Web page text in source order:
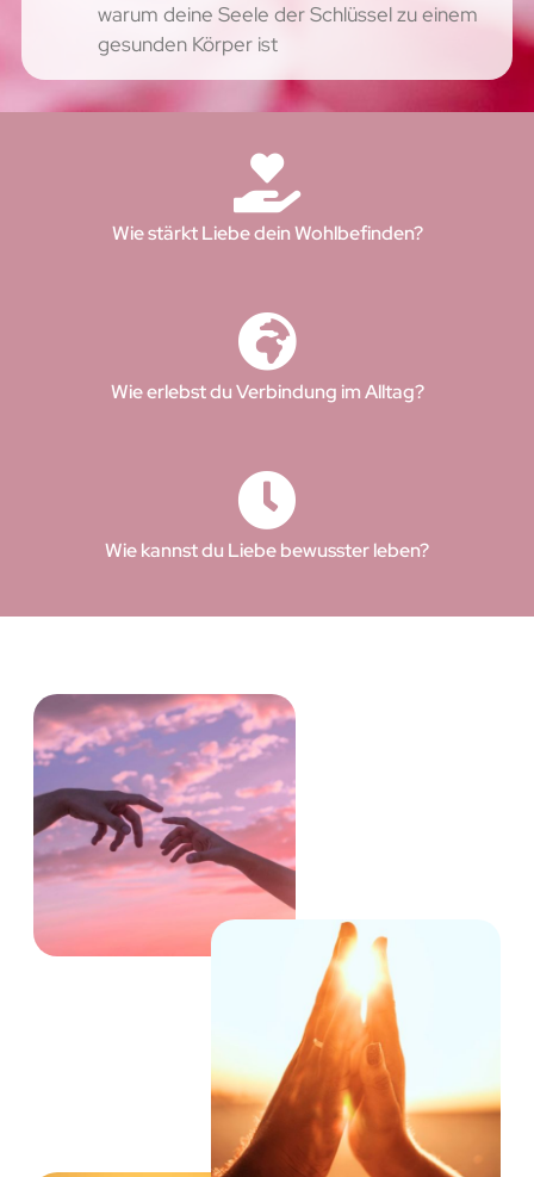
warum deine Seele der Schlüssel zu einem
gesunden Körper ist
Wie stärkt Liebe dein Wohlbefinden?
Wie erlebst du Verbindung im Alltag?
Wie kannst du Liebe bewusster leben?